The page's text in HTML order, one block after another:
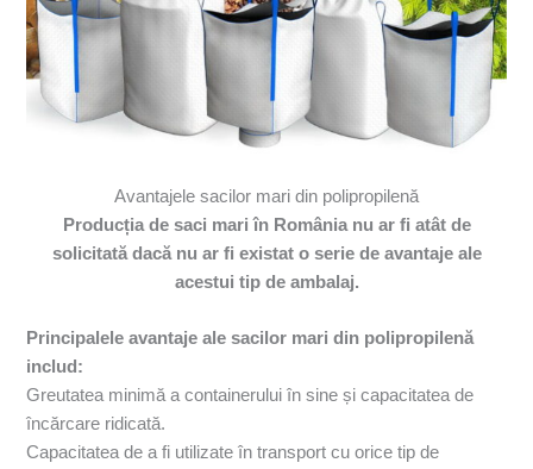
Avantajele sacilor mari din polipropilenă
Producția de saci mari în România nu ar fi atât de
solicitată dacă nu ar fi existat o serie de avantaje ale
acestui tip de ambalaj.
Principalele avantaje ale sacilor mari din polipropilenă
includ:
Greutatea minimă a containerului în sine și capacitatea de
încărcare ridicată.
Capacitatea de a fi utilizate în transport cu orice tip de